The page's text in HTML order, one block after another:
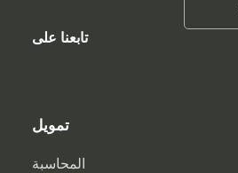
تابعنا على
تمويل
المحاسبة